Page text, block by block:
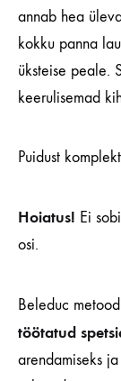
annab hea
kokku panna
üksteise peale.
keerulisemad
Puidust
Hoiatus! Ei
osi.
Beleduc
töötatud
arendamiseks